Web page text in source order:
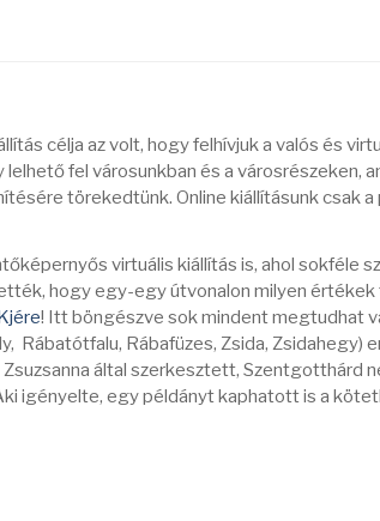
célja az volt, hogy felhívjuk a valós és
fel városunkban és a városrészeken,
törekedtünk. Online kiállításunk csak
virtuális kiállítás is, ahol sokféle
hogy egy-egy útvonalon milyen értékek
! Itt böngészve sok mindent megtudhat
Rábatótfalu, Rábafüzes, Zsida,
által szerkesztett, Szentgotthárd
igényelte, egy példányt kaphatott is a